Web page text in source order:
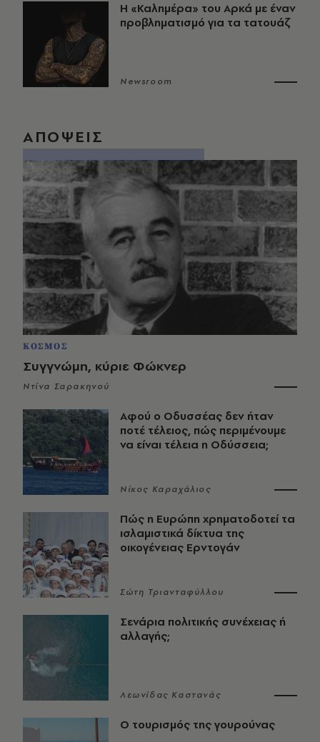
Η «Καλημέρα» του Αρκά με έναν
προβληματισμό για τα τατουάζ
Newsroom
ΑΠΟΨΕΙΣ
ΚΟΣΜΟΣ
Συγγνώμη, κύριε Φώκνερ
Ντίνα Σαρακηνού
Αφού ο Οδυσσέας δεν ήταν
ποτέ τέλειος, πώς περιμένουμε
να είναι τέλεια η Οδύσσεια;
Νίκος Καραχάλιος
Πώς η Ευρώπη χρηματοδοτεί τα
ισλαμιστικά δίκτυα της
οικογένειας Ερντογάν
Σώτη Τριανταφύλλου
Σενάρια πολιτικής συνέχειας ή
αλλαγής;
Λεωνίδας Καστανάς
Ο τουρισμός της γουρούνας